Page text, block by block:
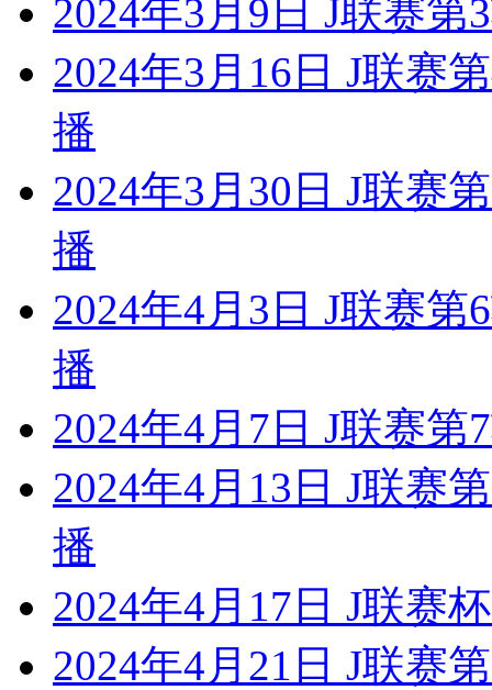
2024年3月9日 J联赛
2024年3月16日 J联赛
播
2024年3月30日 J联赛
播
2024年4月3日 J联赛
播
2024年4月7日 J联赛
2024年4月13日 J联赛
播
2024年4月17日 J联赛
2024年4月21日 J联赛